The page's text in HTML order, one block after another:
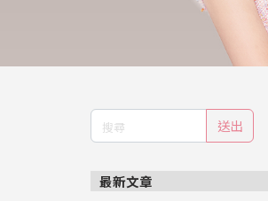
送出
最新文章